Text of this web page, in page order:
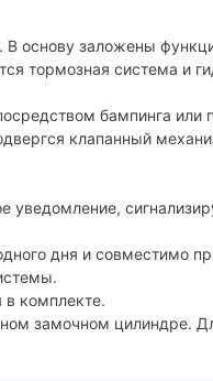
основу заложены
тормозная система и
бампинга или
клапанный
уведомление,
дня и совместимо
комплекте.
замочном цилиндре.